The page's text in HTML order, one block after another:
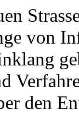
von
den